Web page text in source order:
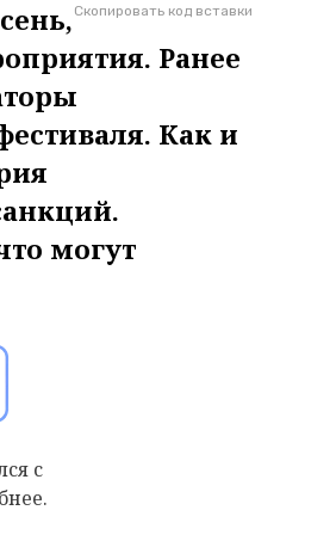
Скопировать код вставки
Ранее
Как и
могут
с